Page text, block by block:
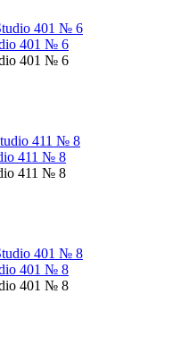
401 № 6
401 № 6
411 № 8
411 № 8
401 № 8
401 № 8